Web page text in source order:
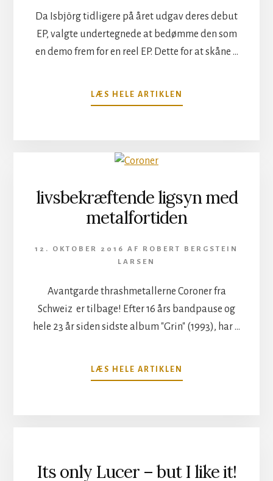
Da Isbjörg tidligere på året udgav deres debut
EP, valgte undertegnede at bedømme den som
en demo frem for en reel EP. Dette for at skåne …
LÆS HELE ARTIKLEN
IDERIGE
livsbekræftende ligsyn med
metalfortiden
12. OKTOBER 2016 AF ROBERT BERGSTEIN
LARSEN
Avantgarde thrashmetallerne Coroner fra
Schweiz er tilbage! Efter 16 års bandpause og
hele 23 år siden sidste album "Grin" (1993), har …
LÆS HELE ARTIKLEN
LIVSBEKRÆFTENDE
Its only Lucer – but I like it!